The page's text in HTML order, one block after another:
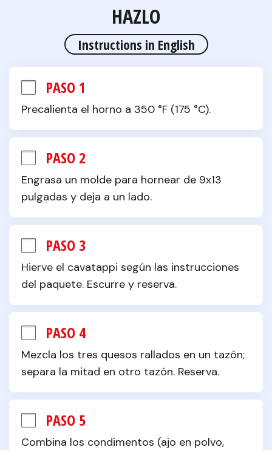
Cuchara de cocina
HAZLO
Instructions in English
PASO 1
Precalienta el horno a 350 °F (175 °C).
PASO 2
Engrasa un molde para hornear de 9x13
pulgadas y deja a un lado.
PASO 3
Hierve el cavatappi según las instrucciones
del paquete. Escurre y reserva.
PASO 4
Mezcla los tres quesos rallados en un tazón;
separa la mitad en otro tazón. Reserva.
PASO 5
Combina los condimentos (ajo en polvo,